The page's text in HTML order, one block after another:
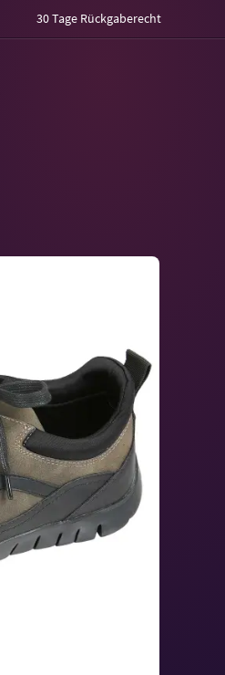
30 Tage Rückgaberecht